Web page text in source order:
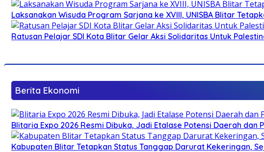
Laksanakan Wisuda Program Sarjana ke XVIII, UNISBA Blitar
Ratusan Pelajar SDI Kota Blitar Gelar Aksi Solidaritas Untuk
Berita Ekonomi
Blitaria Expo 2026 Resmi Dibuka, Jadi Etalase Potensi Daerah
Kabupaten Blitar Tetapkan Status Tanggap Darurat Kekeringan,